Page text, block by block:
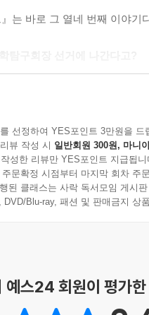
』는 바로 그 열네 번째 이야기
에 걸린 게 아닌지 의심한
을 알려 준다. 그사이 카론
는 말에 파스퇴르는 21세기
청나게 발전한 현대 문물이
어 자기 이름을 딴 우유도
위해서는 상대 회장 후보인
선정하여 YES포인트 3만원을 드
뷰 작성 시 일반회원 300원, 마니
성한 리뷰만 YES포인트 지급됩니
문확정 시점부터 마지막 회차 주
된 클래스는 사락 독서모임 게시
DVD/Blu-ray, 패션 및 판매금지 상
예스24 회원이 평가